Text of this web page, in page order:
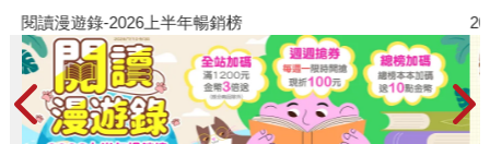
閱讀漫遊錄-2026上半年暢銷榜